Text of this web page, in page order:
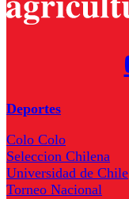
Deportes
Colo Colo
Seleccion Chilena
Universidad de Chile
Torneo Nacional